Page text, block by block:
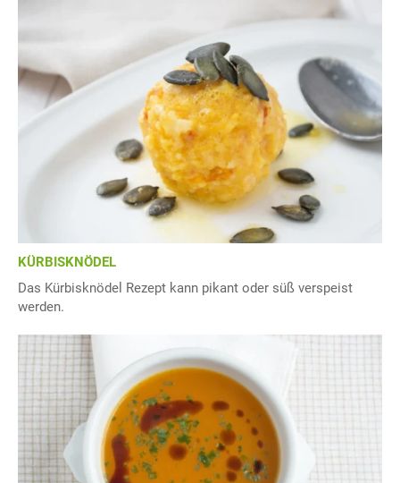
KÜRBISKNÖDEL
Das Kürbisknödel Rezept kann pikant oder süß verspeist
werden.